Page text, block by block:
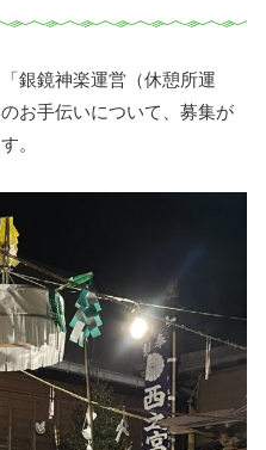
銀鏡神楽運営（休憩所運
お手伝いについて、募集が
。